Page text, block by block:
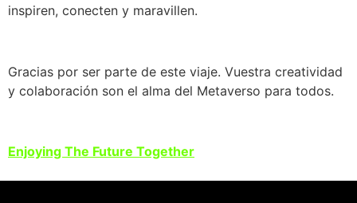
inspiren, conecten y maravillen.
Gracias por ser parte de este viaje. Vuestra creatividad
y colaboración son el alma del Metaverso para todos.
Enjoying The Future Together